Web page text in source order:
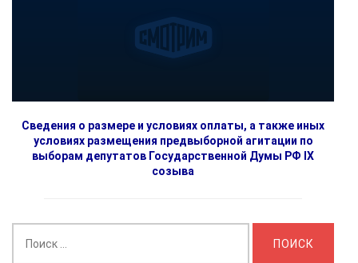
Сведения о размере и условиях оплаты, а также иных
условиях размещения предвыборной агитации по
выборам депутатов Государственной Думы РФ IX
созыва